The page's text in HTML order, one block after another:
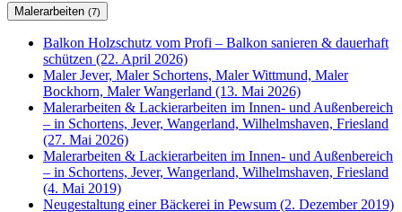
Malerarbeiten (7)
Balkon Holzschutz vom Profi – Balkon sanieren & dauerhaft
schützen (22. April 2026)
Maler Jever, Maler Schortens, Maler Wittmund, Maler
Bockhorn, Maler Wangerland (13. Mai 2026)
Malerarbeiten & Lackierarbeiten im Innen- und Außenbereich
– in Schortens, Jever, Wangerland, Wilhelmshaven, Friesland
(27. Mai 2026)
Malerarbeiten & Lackierarbeiten im Innen- und Außenbereich
– in Schortens, Jever, Wangerland, Wilhelmshaven, Friesland
(4. Mai 2019)
Neugestaltung einer Bäckerei in Pewsum (2. Dezember 2019)